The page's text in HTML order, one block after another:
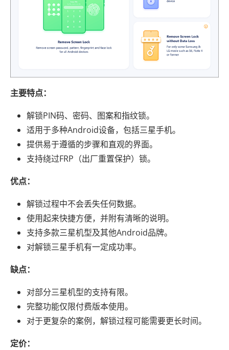
主要特点：
解锁PIN码、密码、图案和指纹锁。
适用于多种Android设备，包括三星手机。
提供易于遵循的步骤和直观的界面。
支持绕过FRP（出厂重置保护）锁。
优点：
解锁过程中不会丢失任何数据。
使用起来快捷方便，并附有清晰的说明。
支持多款三星机型及其他Android品牌。
对解锁三星手机有一定成功率。
缺点：
对部分三星机型的支持有限。
完整功能仅限付费版本使用。
对于更复杂的案例，解锁过程可能需要更长时间。
定价：